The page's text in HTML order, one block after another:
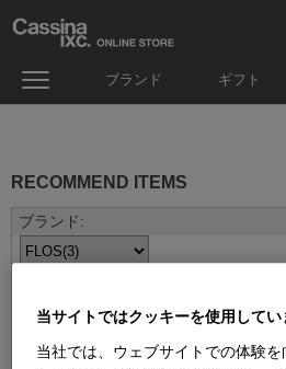
ブランド ギフト
RECOMMEND ITEMS
当サイトではクッキーを使用してい
当社では、ウェブサイトでの体験